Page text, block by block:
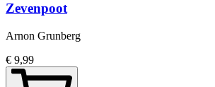
Zevenpoot
Arnon Grunberg
€ 9,99